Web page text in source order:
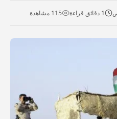
1 دقائق قراءة 115 مشاهدة